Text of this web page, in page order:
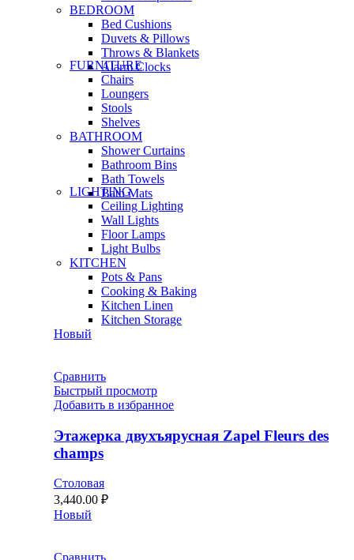
BEDROOM
Bed Cushions
Duvets & Pillows
Throws & Blankets
Alarm Clocks
FURNITURE
Chairs
Loungers
Stools
Shelves
BATHROOM
Shower Curtains
Bathroom Bins
Bath Towels
Bath Mats
LIGHTING
Ceiling Lighting
Wall Lights
Floor Lamps
Light Bulbs
KITCHEN
Pots & Pans
Cooking & Baking
Kitchen Linen
Kitchen Storage
Новый
Сравнить
Быстрый просмотр
Добавить в избранное
Этажерка двухъярусная Zapel Fleurs des
champs
Столовая
3,440.00 ₽
Новый